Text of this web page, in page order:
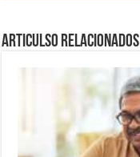
Articulso Relacionados